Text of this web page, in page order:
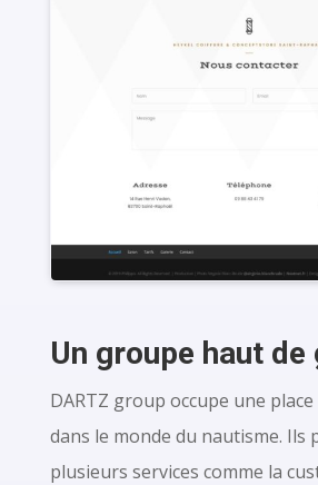
Un groupe haut de
DARTZ group occupe une
dans le monde du nautisme. Ils
plusieurs services comme la